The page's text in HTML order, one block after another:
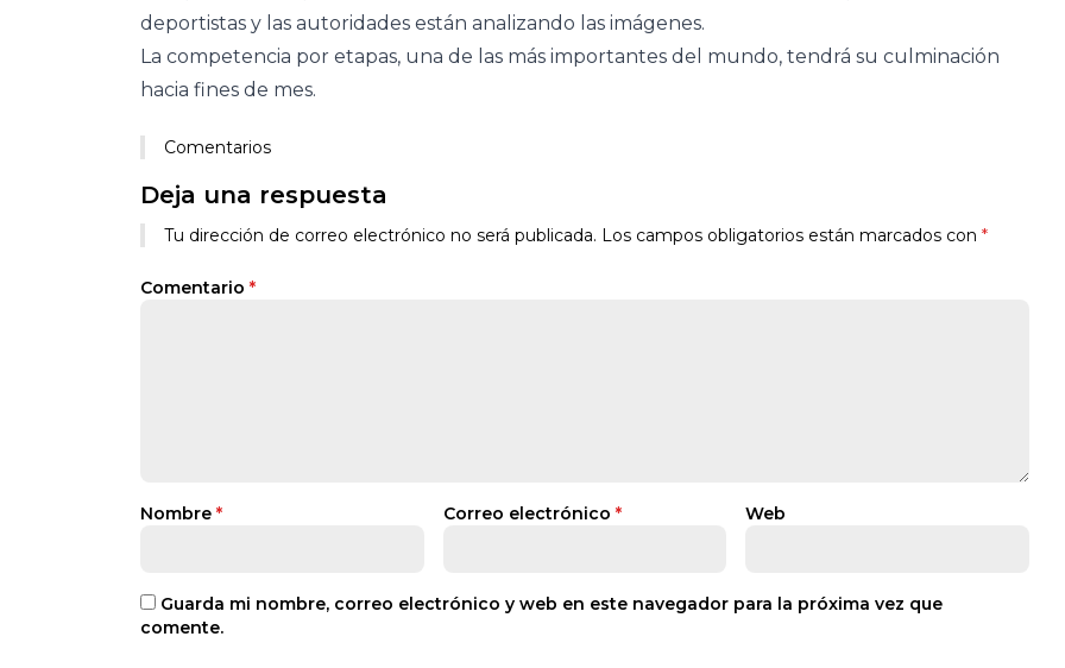
deportistas y las autoridades están analizando las imágenes.
La competencia por etapas, una de las más importantes del mundo, tendrá su culminación
hacia fines de mes.
Comentarios
Deja una respuesta
Tu dirección de correo electrónico no será publicada. Los campos obligatorios están marcados con *
Comentario *
Nombre * Correo electrónico * Web
Guarda mi nombre, correo electrónico y web en este navegador para la próxima vez que
comente.